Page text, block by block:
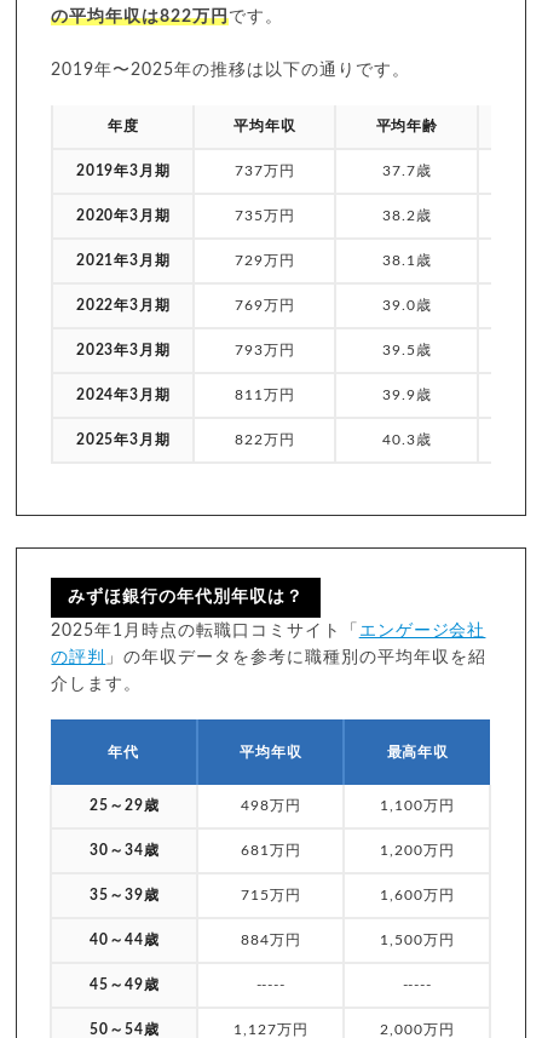
の平均年収は822万円です。
2019年〜2025年の推移は以下の通りです。
年度 平均年収 平均年齢
2019年3月期 737万円 37.7歳
2020年3月期 735万円 38.2歳
2021年3月期 729万円 38.1歳
2022年3月期 769万円 39.0歳
2023年3月期 793万円 39.5歳
2024年3月期 811万円 39.9歳
2025年3月期 822万円 40.3歳
みずほ銀行の年代別年収は？
2025年1月時点の転職口コミサイト「 エンゲージ会社
の評判
」の年収データを参考に職種別の平均年収を紹
介します。
年代 平均年収 最高年収
25～29歳 498万円 1,100万円
30～34歳 681万円 1,200万円
35～39歳 715万円 1,600万円
40～44歳 884万円 1,500万円
45～49歳 ----- -----
50～54歳 1,127万円 2,000万円